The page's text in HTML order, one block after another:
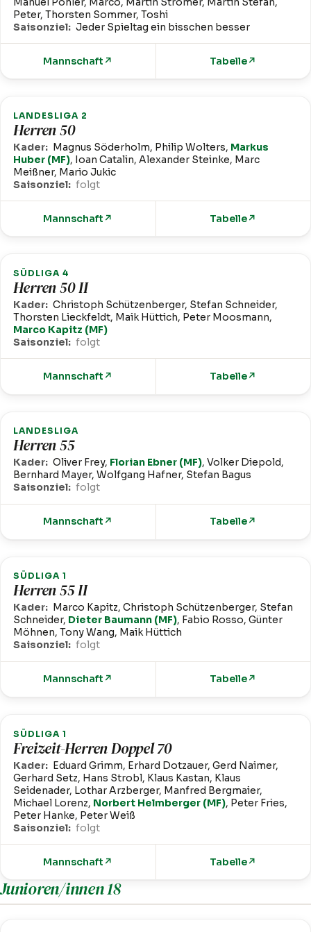
Peter, Thorsten Sommer, Toshi
Saisonziel: Jeder Spieltag ein bisschen besser
Mannschaft ↗ Tabelle↗
LANDESLIGA 2
Herren 50
Kader: Magnus Söderholm, Philip Wolters, Markus
Huber (MF), Ioan Catalin, Alexander Steinke, Marc
Meißner, Mario Jukic
Saisonziel: folgt
Mannschaft ↗ Tabelle↗
SÜDLIGA 4
Herren 50 II
Kader: Christoph Schützenberger, Stefan Schneider,
Thorsten Lieckfeldt, Maik Hüttich, Peter Moosmann,
Marco Kapitz (MF)
Saisonziel: folgt
Mannschaft ↗ Tabelle↗
LANDESLIGA
Herren 55
Kader: Oliver Frey, Florian Ebner (MF), Volker Diepold,
Bernhard Mayer, Wolfgang Hafner, Stefan Bagus
Saisonziel: folgt
Mannschaft ↗ Tabelle↗
SÜDLIGA 1
Herren 55 II
Kader: Marco Kapitz, Christoph Schützenberger, Stefan
Schneider, Dieter Baumann (MF), Fabio Rosso, Günter
Möhnen, Tony Wang, Maik Hüttich
Saisonziel: folgt
Mannschaft ↗ Tabelle↗
SÜDLIGA 1
Freizeit-Herren Doppel 70
Kader: Eduard Grimm, Erhard Dotzauer, Gerd Naimer,
Gerhard Setz, Hans Strobl, Klaus Kastan, Klaus
Seidenader, Lothar Arzberger, Manfred Bergmaier,
Michael Lorenz, Norbert Helmberger (MF), Peter Fries,
Peter Hanke, Peter Weiß
Saisonziel: folgt
Mannschaft ↗ Tabelle↗
Junioren/innen 18